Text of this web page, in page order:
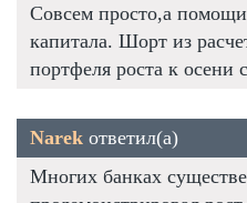
Совсем просто,а
капитала. Шорт из
портфеля роста к осени
Narek ответил(а)
Многих банках